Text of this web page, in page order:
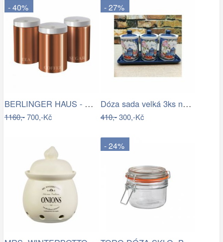
- 40%
BERLINGER HAUS - Dóza na potraviny sada…
1160,-700,-Kč
- 27%
Dóza sada velká 3ks na tácku FRESH TEA
410,-300,-Kč
- 24%